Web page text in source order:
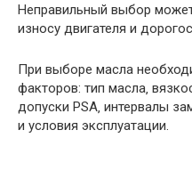
Неправильный выбор
износу двигателя и
При выборе масла
факторов: тип масла‚
допуски PSA‚ интервалы
и условия эксплуатации.